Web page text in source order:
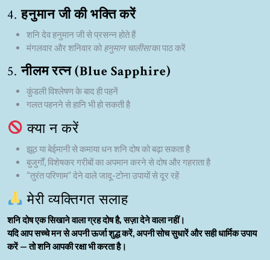
4.हनुमान जी की भक्ति करें
शनि देव हनुमान जी से प्रसन्न होते हैं
मंगलवार और शनिवार कोहनुमान चालीसाका पाठ करें
5.नीलम रत्न (Blue Sapphire)
कुंडली विश्लेषण के बाद ही पहनें
गलत पहनने से हानि भी हो सकती है
क्या न करें
झूठ या बेईमानी से कमाया धन शनि दोष को बढ़ा सकता है
बुजुर्गों, विशेषकर गरीबों का अपमान करने से दोष और गहराता है
“तुरंत परिणाम” देने वाले जादू-टोना उपायों से दूर रहें
मेरी व्यक्तिगत सलाह
शनि दोष एकसिखाने वाला ग्रह दोष है, सज़ा देने वाला नहीं।
यदि आप सच्चे मन से अपनी ऊर्जा शुद्ध करें, अपनी सोच सुधारें और सही धार्मिक उपाय
करें — तोशनि आपकी रक्षा भी करता है।